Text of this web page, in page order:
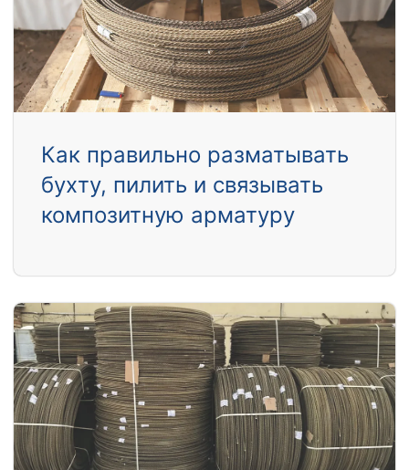
Как правильно разматывать
бухту, пилить и связывать
композитную арматуру